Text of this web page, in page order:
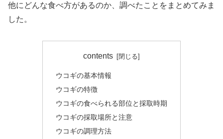
他にどんな食べ方があるのか、調べたことをまとめてみま
した。
contents
ウコギの基本情報
ウコギの特徴
ウコギの食べられる部位と採取時期
ウコギの採取場所と注意
ウコギの調理方法